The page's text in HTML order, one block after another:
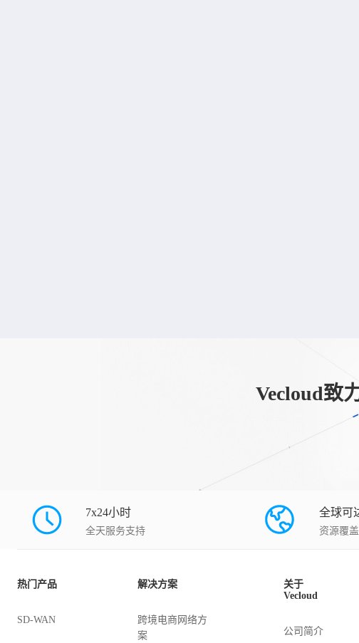
Vecloud致
7x24小时
全天服务支持
全球可
资源覆
热门产品
SD-WAN
解决方案
跨境电商网络方
案
关于
Vecloud
公司简介